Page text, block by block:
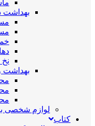
بهداشت
نخ
بهداشت
لوازم شخصی
کتاب